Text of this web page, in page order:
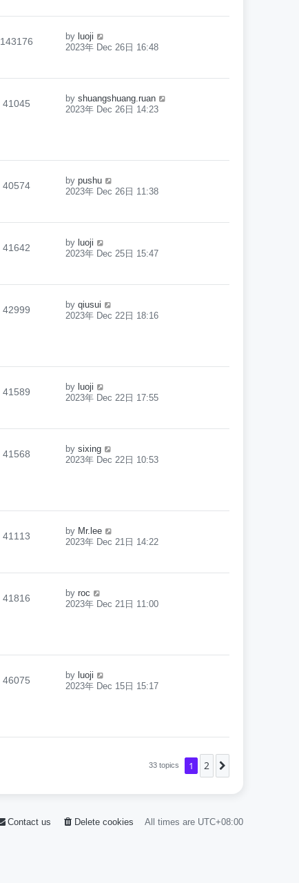
143176 by luoji
2023年 Dec 26日 16:48
41045 by shuangshuang.ruan
2023年 Dec 26日 14:23
40574 by pushu
2023年 Dec 26日 11:38
41642 by luoji
2023年 Dec 25日 15:47
42999 by qiusui
2023年 Dec 22日 18:16
41589 by luoji
2023年 Dec 22日 17:55
41568 by sixing
2023年 Dec 22日 10:53
41113 by Mr.lee
2023年 Dec 21日 14:22
41816 by roc
2023年 Dec 21日 11:00
46075 by luoji
2023年 Dec 15日 15:17
33 topics 1 2
All times are UTC+08:00
Delete cookies
Contact us